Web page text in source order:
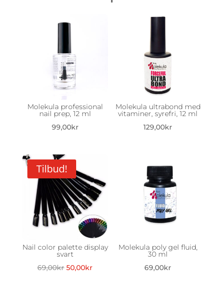
Molekula professional
nail prep, 12 ml
99,00kr
Molekula ultrabond med
vitaminer, syrefri, 12 ml
129,00kr
Tilbud!
Nail color palette display
svart
69,00kr Opprinnelig
50,00krNåværende
Molekula poly gel fluid,
30 ml
69,00kr